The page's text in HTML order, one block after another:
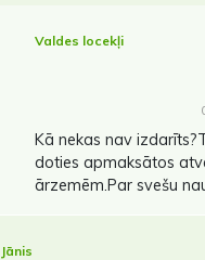
Valdes locekļi
Kā nekas nav
doties apmaksātos
ārzemēm.Par svešu
Jānis